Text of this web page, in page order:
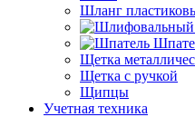
Шланг
Щетка
Щетка с ручкой
Щипцы
Учетная техника